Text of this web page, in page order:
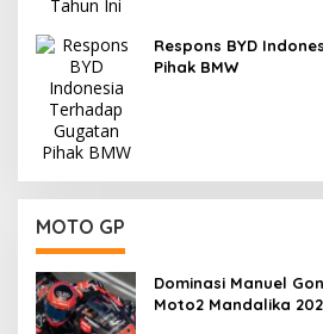
Respons BYD
Pihak BMW
MOTO GP
Dominasi Manuel
Moto2 Mandalika